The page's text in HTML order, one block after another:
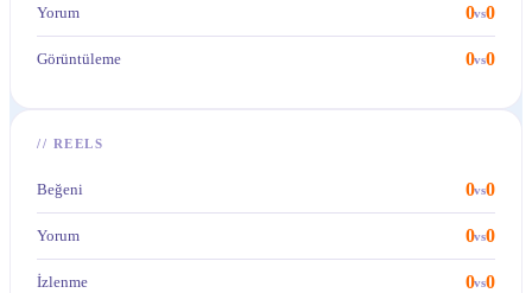
Yorum 0vs0
Görüntüleme 0vs0
// REELS
Beğeni 0vs0
Yorum 0vs0
İzlenme 0vs0